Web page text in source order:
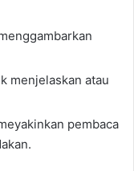
menjelaskan atau
pembaca